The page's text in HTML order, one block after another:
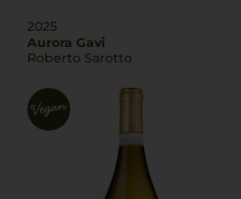
2025
Aurora Gavi
Roberto Sarotto